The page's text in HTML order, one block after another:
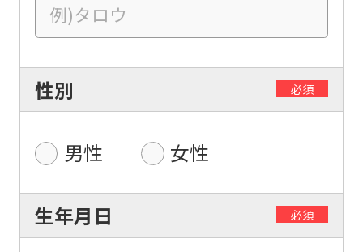
性別 必須
男性 女性
生年月日 必須